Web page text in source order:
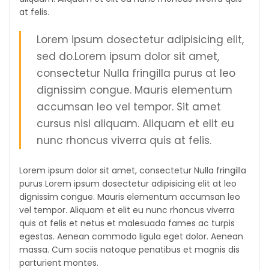
at felis.
Lorem ipsum dosectetur adipisicing elit,
sed do.Lorem ipsum dolor sit amet,
consectetur Nulla fringilla purus at leo
dignissim congue. Mauris elementum
accumsan leo vel tempor. Sit amet
cursus nisl aliquam. Aliquam et elit eu
nunc rhoncus viverra quis at felis.
Lorem ipsum dolor sit amet, consectetur Nulla fringilla
purus Lorem ipsum dosectetur adipisicing elit at leo
dignissim congue. Mauris elementum accumsan leo
vel tempor. Aliquam et elit eu nunc rhoncus viverra
quis at felis et netus et malesuada fames ac turpis
egestas. Aenean commodo ligula eget dolor. Aenean
massa. Cum sociis natoque penatibus et magnis dis
parturient montes.